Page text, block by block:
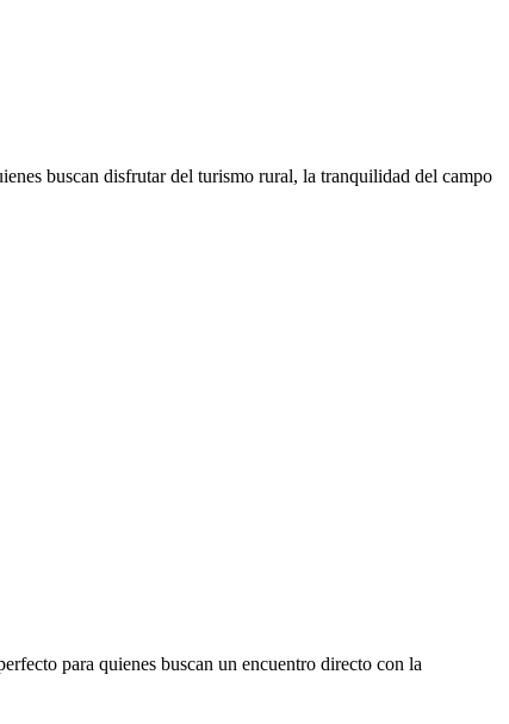
buscan disfrutar del turismo rural, la tranquilidad del campo
para quienes buscan un encuentro directo con la